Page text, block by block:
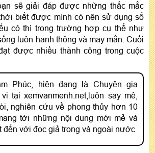
sẽ giải đáp được những thắc mắc
biết được mình có nên sử dụng số
có thì trong trường hợp cụ thể như
luôn hanh thông và may mắn. Cuối
được nhiều thành công trong cuộc
Phúc, hiện đang là Chuyên gia
tại xemvanmenh.net,luôn say mê,
nghiên cứu về phong thủy hơn 10
tới những nội dung mới mẻ và
đến với đọc giả trong và ngoài nước